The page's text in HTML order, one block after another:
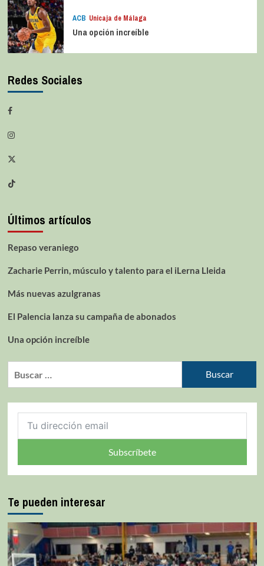
ACB Unicaja de Málaga
Una opción increíble
Redes Sociales
Últimos artículos
Repaso veraniego
Zacharie Perrin, músculo y talento para el iLerna Lleida
Más nuevas azulgranas
El Palencia lanza su campaña de abonados
Una opción increíble
Subscríbete
Te pueden interesar